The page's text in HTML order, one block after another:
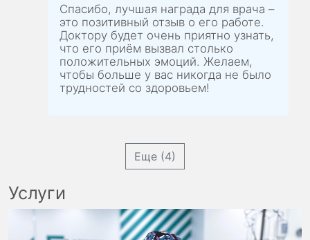
Спасибо, лучшая награда для врача –
это позитивный отзыв о его работе.
Доктору будет очень приятно узнать,
что его приём вызвал столько
положительных эмоций. Желаем,
чтобы больше у вас никогда не было
трудностей со здоровьем!
Еще (4)
Услуги